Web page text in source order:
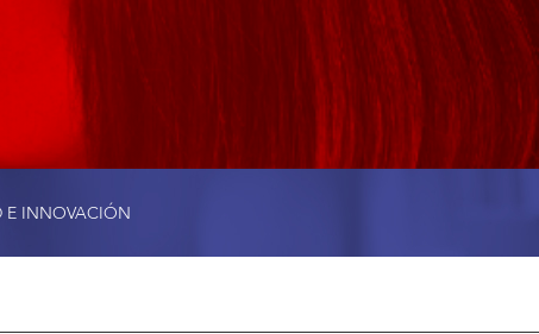
E INNOVACIÓN